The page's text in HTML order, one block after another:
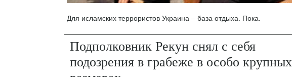
Для исламских террористов Украина – база отдыха. Пока.
Подполковник Рекун снял с себя
подозрения в грабеже в особо крупных